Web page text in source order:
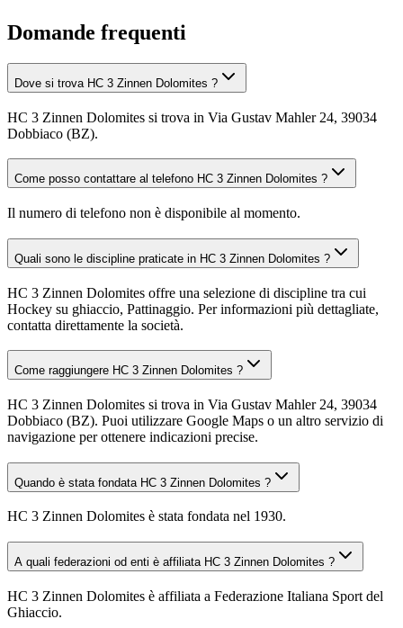
Domande frequenti
Dove si trova HC 3 Zinnen Dolomites ?
HC 3 Zinnen Dolomites si trova in Via Gustav Mahler 24, 39034
Dobbiaco (BZ).
Come posso contattare al telefono HC 3 Zinnen Dolomites ?
Il numero di telefono non è disponibile al momento.
Quali sono le discipline praticate in HC 3 Zinnen Dolomites ?
HC 3 Zinnen Dolomites offre una selezione di discipline tra cui
Hockey su ghiaccio, Pattinaggio. Per informazioni più dettagliate,
contatta direttamente la società.
Come raggiungere HC 3 Zinnen Dolomites ?
HC 3 Zinnen Dolomites si trova in Via Gustav Mahler 24, 39034
Dobbiaco (BZ). Puoi utilizzare Google Maps o un altro servizio di
navigazione per ottenere indicazioni precise.
Quando è stata fondata HC 3 Zinnen Dolomites ?
HC 3 Zinnen Dolomites è stata fondata nel 1930.
A quali federazioni od enti è affiliata HC 3 Zinnen Dolomites ?
HC 3 Zinnen Dolomites è affiliata a Federazione Italiana Sport del
Ghiaccio.